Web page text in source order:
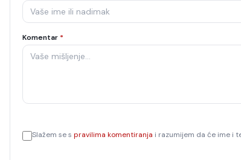
Komentar *
Slažem se s pravilima komentiranja i razumijem da će ime i